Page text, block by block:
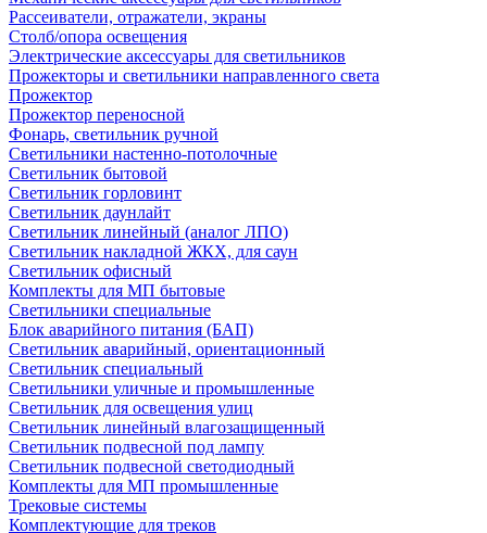
Рассеиватели, отражатели, экраны
Столб/опора освещения
Электрические аксессуары для светильников
Прожекторы и светильники направленного света
Прожектор
Прожектор переносной
Фонарь, светильник ручной
Светильники настенно-потолочные
Светильник бытовой
Светильник горловинт
Светильник даунлайт
Светильник линейный (аналог ЛПО)
Светильник накладной ЖКХ, для саун
Светильник офисный
Комплекты для МП бытовые
Светильники специальные
Блок аварийного питания (БАП)
Светильник аварийный, ориентационный
Светильник специальный
Светильники уличные и промышленные
Светильник для освещения улиц
Светильник линейный влагозащищенный
Светильник подвесной под лампу
Светильник подвесной светодиодный
Комплекты для МП промышленные
Трековые системы
Комплектующие для треков